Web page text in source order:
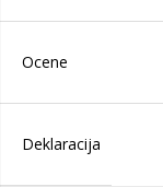
Ocene
Deklaracija